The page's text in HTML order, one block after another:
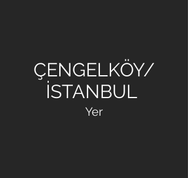
ÇENGELKÖY/
İSTANBUL
Yer